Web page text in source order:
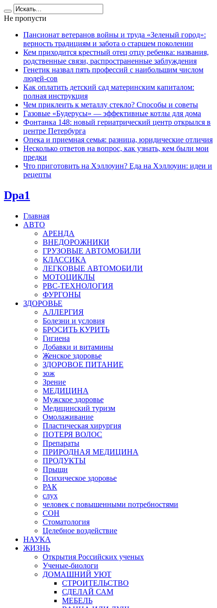
Не пропусти
Пансионат ветеранов войны и труда «Зеленый город»:
верность традициям и забота о старшем поколении
Кем приходится крестный отец отцу ребенка: названия,
родственные связи, распространенные заблуждения
Генетик назвал пять профессий с наибольшим числом
людей-сов
Как оплатить детский сад материнским капиталом:
полная инструкция
Чем приклеить к металлу стекло? Способы и советы
Газовые «Будерусы» — эффективные котлы для дома
Фонтанка 148: новый гериатрический центр открылся в
центре Петербурга
Опека и приемная семья: разница, юридические отличия
Несколько ответов на вопрос, как узнать, кем были мои
предки
Что приготовить на Хэллоуин? Еда на Хэллоуин: идеи и
рецепты
Dpa1
Главная
АВТО
АРЕНДА
ВНЕДОРОЖНИКИ
ГРУЗОВЫЕ АВТОМОБИЛИ
КЛАССИКА
ЛЕГКОВЫЕ АВТОМОБИЛИ
МОТОЦИКЛЫ
РВС-ТЕХНОЛОГИЯ
ФУРГОНЫ
ЗДОРОВЬЕ
АЛЛЕРГИЯ
Болезни и условия
БРОСИТЬ КУРИТЬ
Гигиена
Добавки и витамины
Женское здоровье
ЗДОРОВОЕ ПИТАНИЕ
зож
Зрение
МЕДИЦИНА
Мужское здоровье
Медицинский туризм
Омолаживание
Пластическая хирургия
ПОТЕРЯ ВОЛОС
Препараты
ПРИРОДНАЯ МЕДИЦИНА
ПРОДУКТЫ
Прыщи
Психическое здоровье
РАК
слух
человек с повышенными потребностями
СОН
Стоматология
Целебное воздействие
НАУКА
ЖИЗНЬ
Открытия Российских ученых
Ученые-биологи
ДОМАШНИЙ УЮТ
СТРОИТЕЛЬСТВО
СДЕЛАЙ САМ
МЕБЕЛЬ